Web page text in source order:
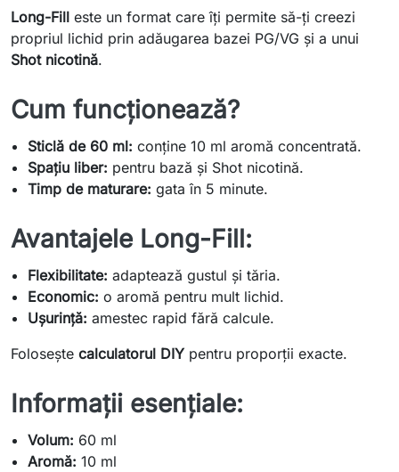
Long-Fill este un format care îți permite să-ți creezi
propriul lichid prin adăugarea bazei PG/VG și a unui
Shot nicotină.
Cum funcționează?
Sticlă de 60 ml: conține 10 ml aromă concentrată.
Spațiu liber: pentru bază și Shot nicotină.
Timp de maturare: gata în 5 minute.
Avantajele Long-Fill:
Flexibilitate: adaptează gustul și tăria.
Economic: o aromă pentru mult lichid.
Ușurință: amestec rapid fără calcule.
Folosește calculatorul DIY pentru proporții exacte.
Informații esențiale:
Volum: 60 ml
Aromă: 10 ml